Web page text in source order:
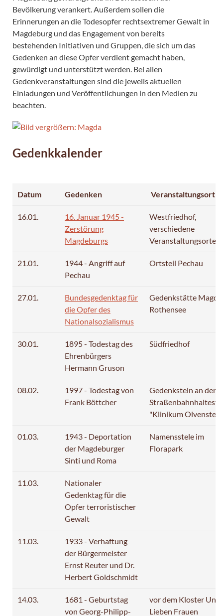
Bevölkerung verankert. Außerdem sollen die
Erinnerungen an die Todesopfer rechtsextremer Gewalt in
Magdeburg und das Engagement von bereits
bestehenden Initiativen und Gruppen, die sich um das
Gedenken an diese Opfer verdient gemacht haben,
gewürdigt und unterstützt werden. Bei allen
Gedenkveranstaltungen sind die jeweils aktuellen
Einladungen und Veröffentlichungen in den Medien zu
beachten.
Gedenkkalender
Datum Gedenken Veranstaltungsort
16.01.
16. Januar 1945 -
Zerstörung
Magdeburgs
Westfriedhof,
verschiedene
Veranstaltungsorte
21.01.
1944 - Angriff auf
Pechau
Ortsteil Pechau
27.01.
Bundesgedenktag für
die Opfer des
Nationalsozialismus
Gedenkstätte
Rothensee
30.01.
1895 - Todestag des
Ehrenbürgers
Hermann Gruson
Südfriedhof
08.02.
1997 - Todestag von
Frank Böttcher
Gedenkstein an der
"Klinikum
01.03.
1943 - Deportation
der Magdeburger
Sinti und Roma
Namensstele im
Florapark
11.03.
Nationaler
Gedenktag für die
Opfer terroristischer
Gewalt
11.03.
1933 - Verhaftung
der Bürgermeister
Ernst Reuter und Dr.
Herbert Goldschmidt
14.03.
1681 - Geburtstag
von Georg-Philipp-
vor dem Kloster
Lieben Frauen